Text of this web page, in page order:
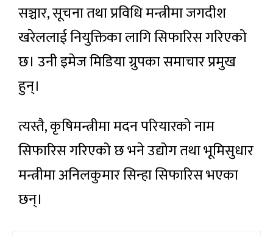
सञ्चार, सूचना तथा प्रविधि मन्त्रीमा जगदीश
खरेललाई नियुक्तिका लागि सिफारिस गरिएको
छ। उनी इमेज मिडिया ग्रुपका समाचार प्रमुख
हुन्।
त्यस्तै, कृषिमन्त्रीमा मदन परियारको नाम
सिफारिस गरिएको छ भने उद्योग तथा भूमिसुधार
मन्त्रीमा अनिलकुमार सिन्हा सिफारिस भएका
छन्।